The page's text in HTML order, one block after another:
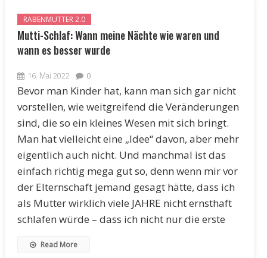
RABENMUTTER 2.0
Mutti-Schlaf: Wann meine Nächte wie waren und
wann es besser wurde
16. Mai 2022 0
Bevor man Kinder hat, kann man sich gar nicht
vorstellen, wie weitgreifend die Veränderungen
sind, die so ein kleines Wesen mit sich bringt.
Man hat vielleicht eine „Idee“ davon, aber mehr
eigentlich auch nicht. Und manchmal ist das
einfach richtig mega gut so, denn wenn mir vor
der Elternschaft jemand gesagt hätte, dass ich
als Mutter wirklich viele JAHRE nicht ernsthaft
schlafen würde – dass ich nicht nur die erste
Read More